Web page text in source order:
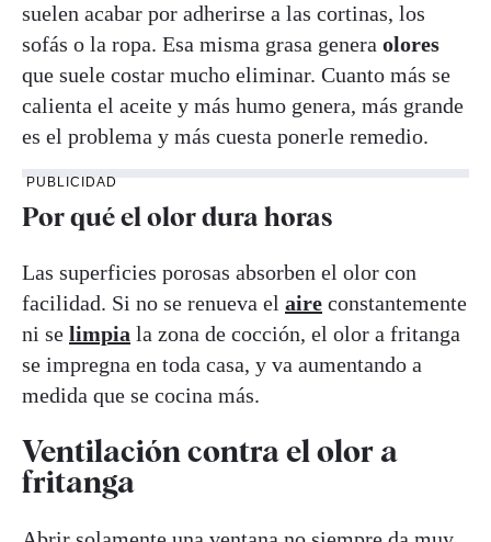
suelen acabar por adherirse a las cortinas, los
sofás o la ropa. Esa misma grasa genera olores
que suele costar mucho eliminar. Cuanto más se
calienta el aceite y más humo genera, más grande
es el problema y más cuesta ponerle remedio.
PUBLICIDAD
Por qué el olor dura horas
Las superficies porosas absorben el olor con
facilidad. Si no se renueva el aire constantemente
ni se limpia la zona de cocción, el olor a fritanga
se impregna en toda casa, y va aumentando a
medida que se cocina más.
Ventilación contra el olor a
fritanga